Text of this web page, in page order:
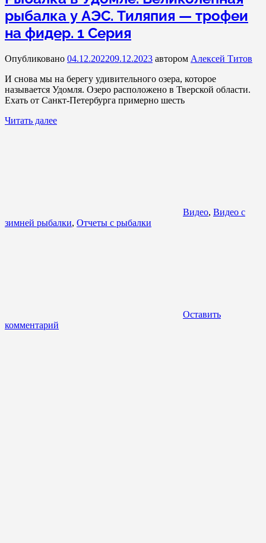
рыбалка у АЭС. Тиляпия — трофеи
на фидер. 1 Серия
Опубликовано 04.12.202209.12.2023 автором Алексей Титов
И снова мы на берегу удивительного озера, которое
называется Удомля. Озеро расположено в Тверской области.
Ехать от Санкт-Петербурга примерно шесть
Читать далее
Видео, Видео с
зимней рыбалки, Отчеты с рыбалки
Оставить
комментарий